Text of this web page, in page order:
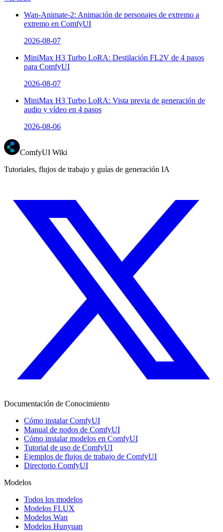
Wan-Animate-2: Animación de personajes de extremo a
extremo en ComfyUI
2026-08-07
MiniMax H3 Turbo LoRA: Destilación FL2V de 4 pasos
para ComfyUI
2026-08-07
MiniMax H3 Turbo LoRA: Vista previa de generación de
audio y vídeo en 4 pasos
2026-08-06
ComfyUI Wiki
Tutoriales, flujos de trabajo y guías de generación IA
Documentación de Conocimiento
Cómo instalar ComfyUI
Manual de nodos de ComfyUI
Cómo instalar modelos en ComfyUI
Tutorial de uso de ComfyUI
Ejemplos de flujos de trabajo de ComfyUI
Directorio ComfyUI
Modelos
Todos los modelos
Modelos FLUX
Modelos Wan
Modelos Hunyuan